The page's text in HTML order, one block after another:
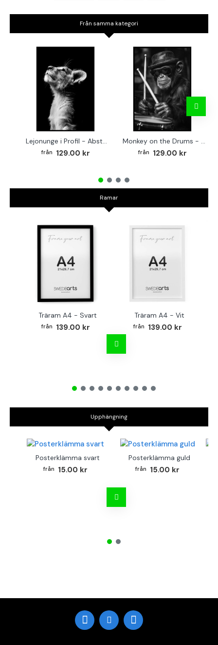
Från samma kategori
Lejonunge i Profil - Abstrakt poster i svartvitt
129.00 kr
Monkey on the Drums - Trendig poster
129.00 kr
Ramar
Träram A4 - Svart
139.00 kr
Träram A4 - Vit
139.00 kr
Upphängning
Posterklämma svart
15.00 kr
Posterklämma guld
15.00 kr